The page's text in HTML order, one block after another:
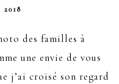
2018
des familles à
une envie de vous
j’ai croisé son regard